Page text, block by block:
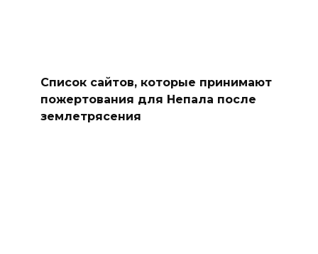
Список сайтов, которые принимают
пожертования для Непала после
землетрясения